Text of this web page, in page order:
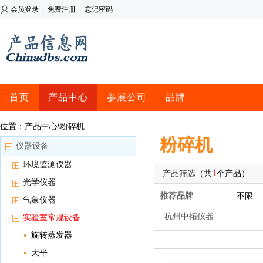
会员登录 免费注册 忘记密码
首页 产品中心 参展公司 品牌
位置：产品中心\粉碎机
仪器设备
环境监测仪器
光学仪器
气象仪器
实验室常规设备
旋转蒸发器
天平
粉碎机
产品筛选 （共1个产品）
推荐品牌 不限
杭州中拓仪器